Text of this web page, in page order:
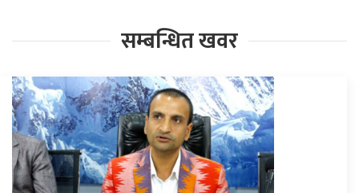
सम्बन्धित खवर